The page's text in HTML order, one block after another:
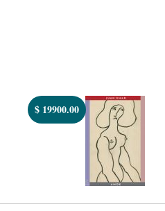
$ 19900.00